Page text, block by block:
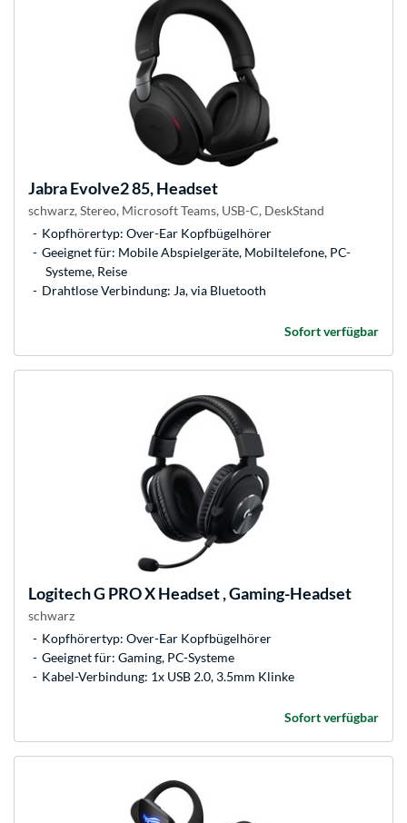
JabraEvolve2 85, Headset
schwarz, Stereo, Microsoft Teams, USB-C, DeskStand
Kopfhörertyp: Over-Ear Kopfbügelhörer
Geeignet für: Mobile Abspielgeräte, Mobiltelefone, PC-
Systeme, Reise
Drahtlose Verbindung: Ja, via Bluetooth
Sofort verfügbar
LogitechG PRO X Headset , Gaming-Headset
schwarz
Kopfhörertyp: Over-Ear Kopfbügelhörer
Geeignet für: Gaming, PC-Systeme
Kabel-Verbindung: 1x USB 2.0, 3.5mm Klinke
Sofort verfügbar